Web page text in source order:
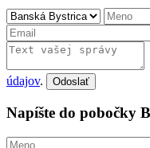
údajov. Odoslať
Napíšte do pobočky